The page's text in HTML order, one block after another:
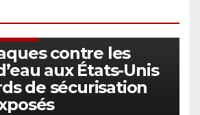
contre les
aux États-Unis
de sécurisation